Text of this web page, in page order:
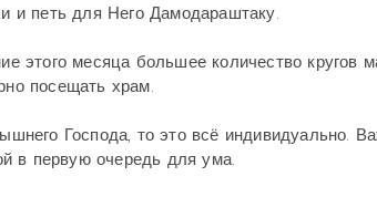
и петь для Него Дамодараштаку.
этого месяца большее количество кругов
посещать храм.
Господа, то это всё индивидуально.
в первую очередь для ума.